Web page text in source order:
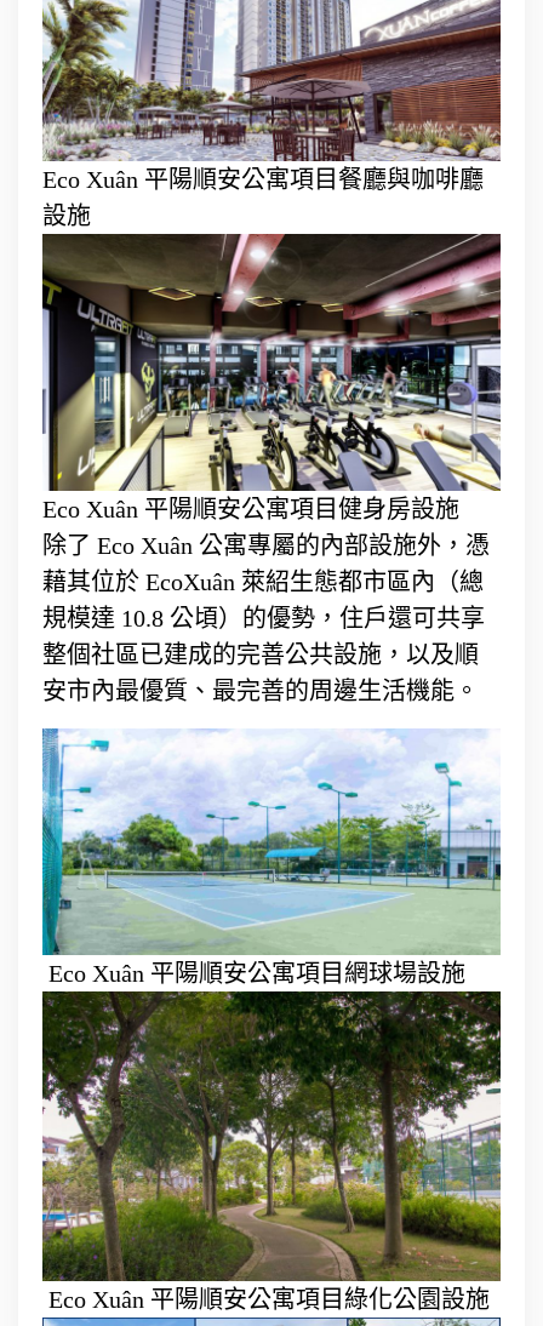
Eco Xuân 平陽順安公寓項目餐廳與咖啡廳
設施
Eco Xuân 平陽順安公寓項目健身房設施
除了 Eco Xuân 公寓專屬的內部設施外，憑
藉其位於 EcoXuân 萊紹生態都市區內（總
規模達 10.8 公頃）的優勢，住戶還可共享
整個社區已建成的完善公共設施，以及順
安市內最優質、最完善的周邊生活機能。
Eco Xuân 平陽順安公寓項目網球場設施
Eco Xuân 平陽順安公寓項目綠化公園設施